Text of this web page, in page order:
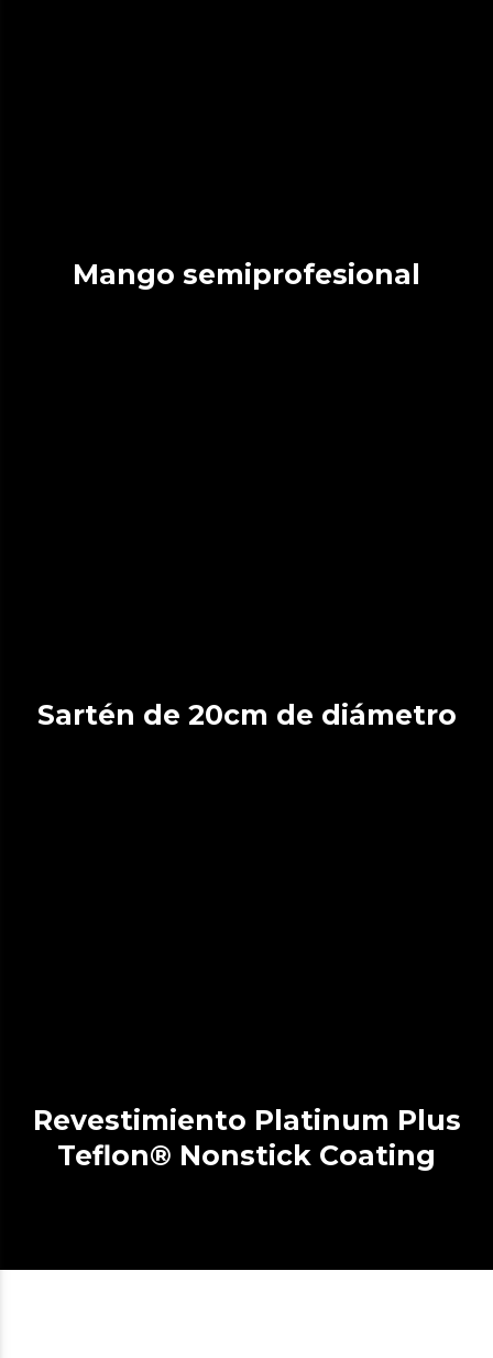
Mango semiprofesional
Sartén de 20cm de diámetro
Revestimiento Platinum Plus
Teflon® Nonstick Coating